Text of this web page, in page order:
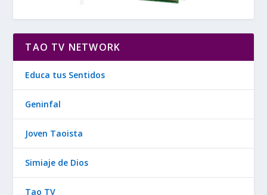
TAO TV NETWORK
Educa tus Sentidos
Geninfal
Joven Taoista
Simiaje de Dios
Tao TV